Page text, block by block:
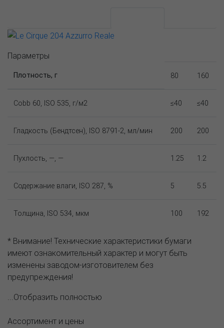
Параметры
Плотность, г 80 160
Cobb 60, ISO 535, г/м2 ≤40 ≤40
Гладкость (Бендтсен), ISO 8791-2, мл/мин 200 200
Пухлость, —, — 1.25 1.2
Содержание влаги, ISO 287, % 5 5.5
Толщина, ISO 534, мкм 100 192
* Внимание! Технические характеристики бумаги
имеют ознакомительный характер и могут быть
изменены заводом-изготовителем без
предупреждения!
...Отобразить полностью
Ассортимент и цены